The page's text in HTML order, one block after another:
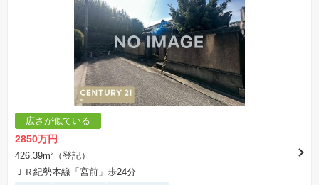
広さが似ている
2850万円
426.39m²（登記）
ＪＲ紀勢本線「宮前」歩24分